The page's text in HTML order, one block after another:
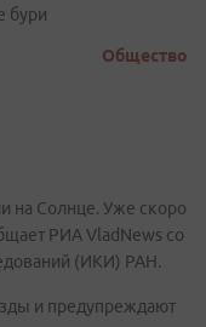
бури
Общество
на Солнце. Уже скоро
РИА VladNews со
(ИКИ) РАН.
и предупреждают